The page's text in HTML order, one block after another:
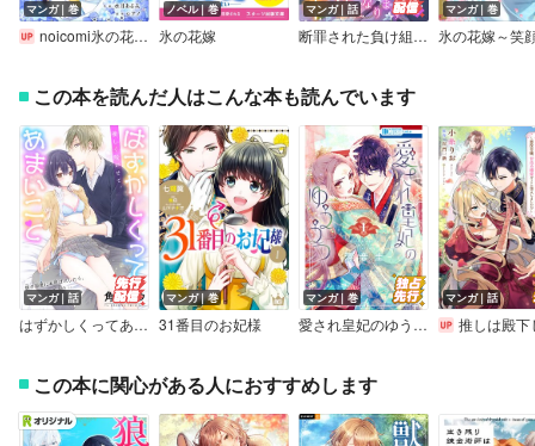
マンガ｜巻
noicomi氷の花嫁～笑顔を失った少女が冷血軍神に愛されるまで～
ノベル｜巻
氷の花嫁
マンガ｜話
断罪された負け組令嬢ですが、時間を戻せるようになったので今度こそ幸せになります【単話】
マンガ｜巻
この本を読んだ人はこんな本も読んでいます
マンガ｜話
はずかしくってあまいこと［1話売り］
マンガ｜巻
31番目のお妃様
マンガ｜巻
愛され皇妃のゆううつ
マンガ｜話
推しは殿下じゃございません…！！～悪役令嬢、甘攻め溺愛ルートに突入し
この本に関心がある人におすすめします